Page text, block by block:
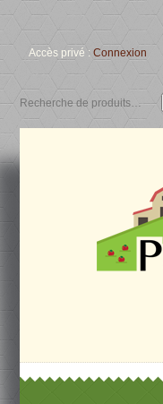
Accès privé :Connexion